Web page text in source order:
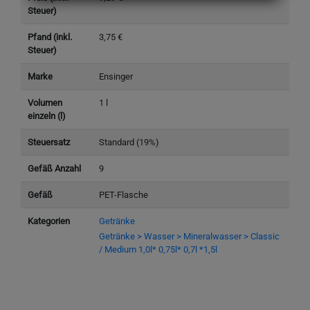
Steuer)
Pfand (inkl.
Steuer)
3,75 €
Marke Ensinger
Volumen
einzeln (l)
1 l
Steuersatz Standard (19%)
Gefäß Anzahl 9
Gefäß PET-Flasche
Kategorien
Getränke
Getränke > Wasser > Mineralwasser > Classic
/ Medium 1,0l* 0,75l* 0,7l *1,5l